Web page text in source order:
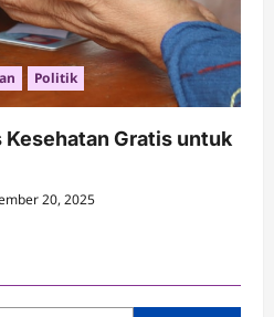
Politik
Kesehatan Gratis untuk
20, 2025